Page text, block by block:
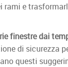
rami e
finestre dai
di sicurezza
questi